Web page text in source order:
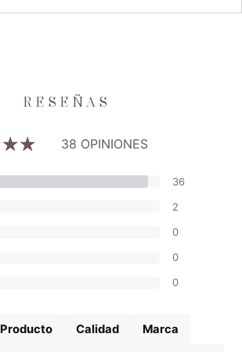
38 OPINIONES
36
2
0
0
0
Producto Calidad Marca